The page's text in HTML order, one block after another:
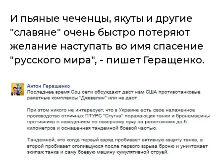
И пьяные чеченцы, якуты и другие
"славяне" очень быстро потеряют
желание наступать во имя спасение
"русского мира", - пишет Геращенко.